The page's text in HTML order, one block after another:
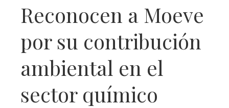
Reconocen a Moeve
por su contribución
ambiental en el
sector químico